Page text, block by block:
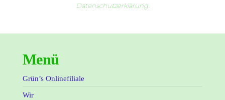
Datenschutzerklärung.
Menü
Grün’s Onlinefiliale
Wir